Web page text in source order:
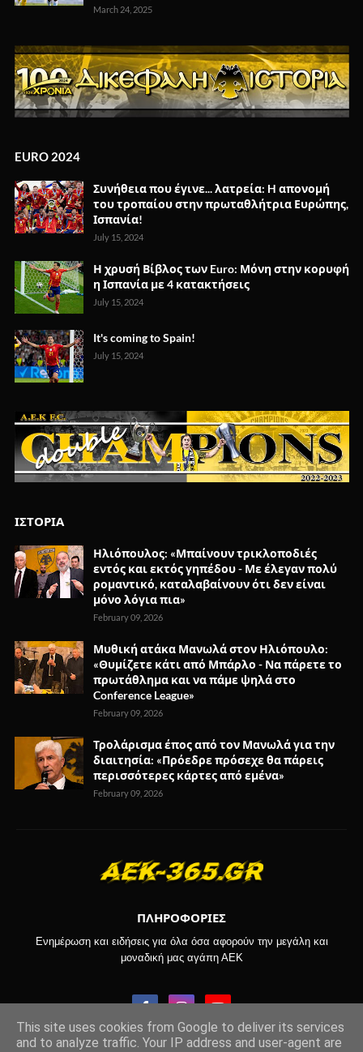
March 24, 2025
EURO 2024
Συνήθεια που έγινε... λατρεία: H απονομή
του τροπαίου στην πρωταθλήτρια Ευρώπης,
Ισπανία!
July 15, 2024
Η χρυσή Βίβλος των Euro: Μόνη στην κορυφή
η Ισπανία με 4 κατακτήσεις
July 15, 2024
It's coming to Spain!
July 15, 2024
ΙΣΤΟΡΙΑ
Ηλιόπουλος: «Μπαίνουν τρικλοποδιές
εντός και εκτός γηπέδου - Με έλεγαν πολύ
ρομαντικό, καταλαβαίνουν ότι δεν είναι
μόνο λόγια πια»
February 09, 2026
Μυθική ατάκα Μανωλά στον Ηλιόπουλο:
«Θυμίζετε κάτι από Μπάρλο - Να πάρετε το
πρωτάθλημα και να πάμε ψηλά στο
Conference League»
February 09, 2026
Τρολάρισμα έπος από τον Μανωλά για την
διαιτησία: «Πρόεδρε πρόσεχε θα πάρεις
περισσότερες κάρτες από εμένα»
February 09, 2026
ΠΛΗΡΟΦΟΡΙΕΣ
Ενημέρωση και ειδήσεις για όλα όσα αφορούν την μεγάλη και
μοναδική μας αγάπη ΑΕΚ
This site uses cookies from Google to deliver its services
and to analyze traffic. Your IP address and user-agent are